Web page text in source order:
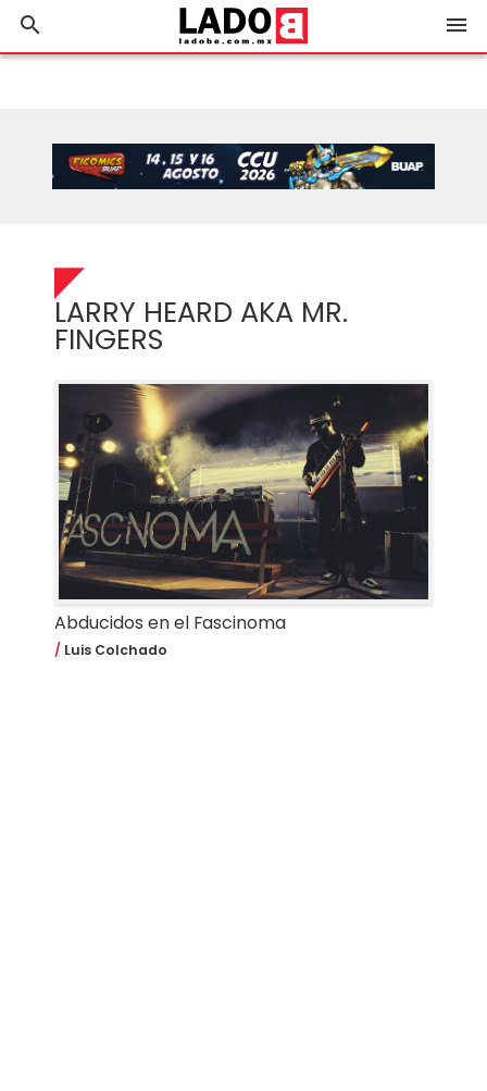
search menu
LARRY HEARD AKA MR.
FINGERS
Abducidos en el Fascinoma
Luis Colchado